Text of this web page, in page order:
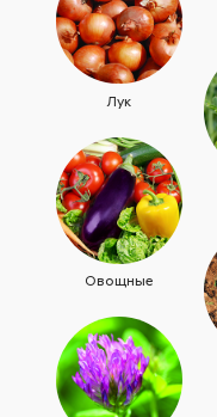
Лук
Овощные